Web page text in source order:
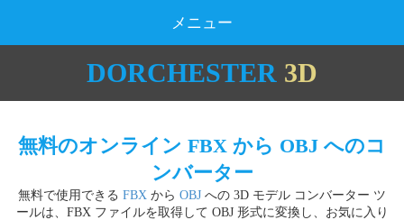
メニュー
DORCHESTER 3D
無料のオンライン FBX から OBJ へのコ
ンバーター
無料で使用できる FBX から OBJ への 3D モデル コンバーター ツ
ールは、FBX ファイルを取得して OBJ 形式に変換し、お気に入り